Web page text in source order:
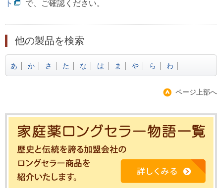
ト
で、ご確認ください。
他の製品を検索
あ か さ た な は ま や ら わ
ページ上部へ